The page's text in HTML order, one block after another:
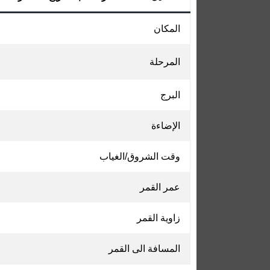
المكان
المرحلة
البرج
الإضاءة
وقت الشروق/الغياب
عمر القمر
زاوية القمر
المسافة الى القمر